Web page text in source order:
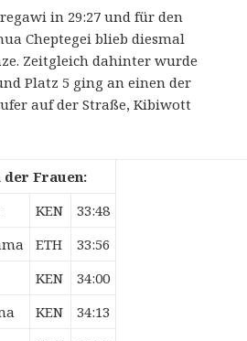
in 29:27 und für den
Cheptegei blieb diesmal
Zeitgleich dahinter wurde
Platz 5 ging an einen der
auf der Straße, Kibiwott
der Frauen:
KEN
33:48
ETH
33:56
KEN
34:00
KEN
34:13